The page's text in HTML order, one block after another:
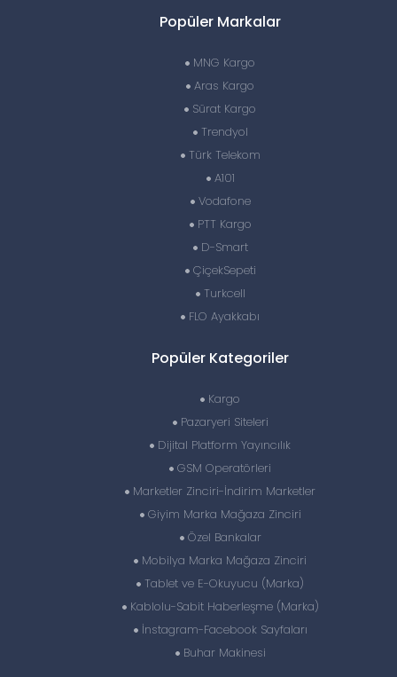
Popüler Markalar
MNG Kargo
Aras Kargo
Sürat Kargo
Trendyol
Türk Telekom
A101
Vodafone
PTT Kargo
D-Smart
ÇiçekSepeti
Turkcell
FLO Ayakkabı
Popüler Kategoriler
Kargo
Pazaryeri Siteleri
Dijital Platform Yayıncılık
GSM Operatörleri
Marketler Zinciri-İndirim Marketler
Giyim Marka Mağaza Zinciri
Özel Bankalar
Mobilya Marka Mağaza Zinciri
Tablet ve E-Okuyucu (Marka)
Kablolu-Sabit Haberleşme (Marka)
İnstagram-Facebook Sayfaları
Buhar Makinesi